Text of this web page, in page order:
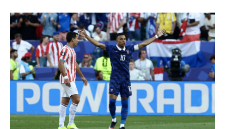
svjetsko prvenstvo 2026